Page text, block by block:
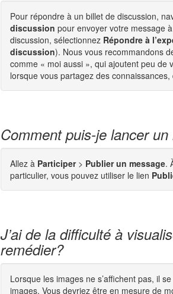
Pour répondre à un billet de discussion,
discussion pour envoyer votre message
discussion, sélectionnez Répondre à
discussion). Nous vous recommandons
comme « moi aussi », qui ajoutent peu de
lorsque vous partagez des
Comment puis-je lancer
Allez à Participer> Publier un message.
particulier, vous pouvez utiliser le lien
J’ai de la difficulté à
remédier?
Lorsque les images ne s’affichent pas, il
images. Vous devriez être en mesure de